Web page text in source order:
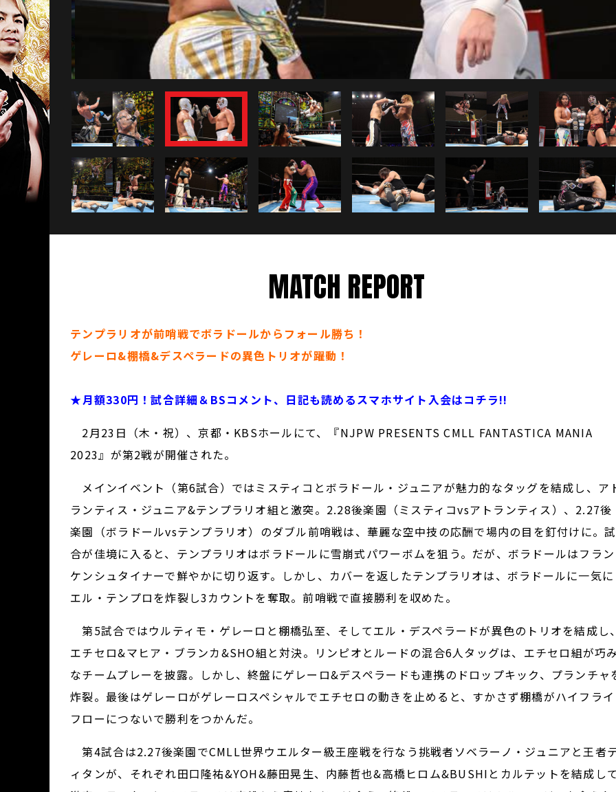
MATCH REPORT
テンプラリオが前哨戦でボラドールからフォール勝ち！
ゲレーロ&棚橋&デスペラードの異色トリオが躍動！
★月額330円！試合詳細＆BSコメント、日記も読めるスマホサイト入会はコチラ!!
2月23日（木・祝）、京都・KBSホールにて、『NJPW PRESENTS CMLL FANTASTICA MANIA
2023』が第2戦が開催された。
メインイベント（第6試合）ではミスティコとボラドール・ジュニアが魅力的なタッグを結成し、ア
ランティス・ジュニア&テンプラリオ組と激突。2.28後楽園（ミスティコvsアトランティス）、2.27後
楽園（ボラドールvsテンプラリオ）のダブル前哨戦は、華麗な空中技の応酬で場内の目を釘付けに。試
合が佳境に入ると、テンプラリオはボラドールに雪崩式パワーボムを狙う。だが、ボラドールはフラン
ケンシュタイナーで鮮やかに切り返す。しかし、カバーを返したテンプラリオは、ボラドールに一気に
エル・テンプロを炸裂し3カウントを奪取。前哨戦で直接勝利を収めた。
第5試合ではウルティモ・ゲレーロと棚橋弘至、そしてエル・デスペラードが異色のトリオを結成し
エチセロ&マヒア・ブランカ&SHO組と対決。リンピオとルードの混合6人タッグは、エチセロ組が巧
なチームプレーを披露。しかし、終盤にゲレーロ&デスペラードも連携のドロップキック、プランチャ
炸裂。最後はゲレーロがゲレーロスペシャルでエチセロの動きを止めると、すかさず棚橋がハイフライ
フローにつないで勝利をつかんだ。
第4試合は2.27後楽園でCMLL世界ウエルター級王座戦を行なう挑戦者ソベラーノ・ジュニアと王者
ィタンが、それぞれ田口隆祐&YOH&藤田晃生、内藤哲也&高橋ヒロム&BUSHIとカルテットを結成し